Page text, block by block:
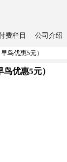
费栏目 公司介绍
鸟优惠5元）
优惠5元）